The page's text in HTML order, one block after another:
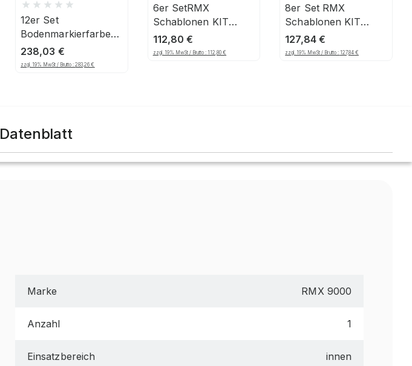
12er Set
Bodenmarkierfarbe
Traffic RMX9010,
500ml, rot
238,03 €
zzgl. 19% MwSt / Brutto :283,26€
6er SetRMX
Schablonen KIT
Industrie
112,80€
zzgl. 19% MwSt / Brutto : 112,80€
8er Set RMX
Schablonen KIT
Industrie 2
127,84 €
zzgl. 19% MwSt / Brutto : 127,84 €
Datenblatt
Marke RMX 9000
Anzahl 1
Einsatzbereich innen